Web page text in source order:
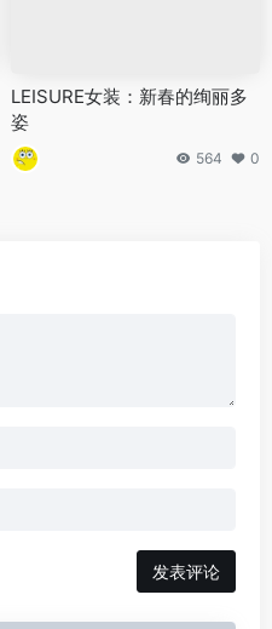
LEISURE女装：新春的绚丽多
姿
564 0
发表评论